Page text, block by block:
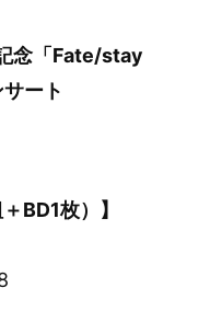
念「Fate/stay
ート
BD1枚）】